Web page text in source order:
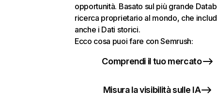
opportunità. Basato sul più grande
ricerca proprietario al mondo, che
anche i Dati storici.
Ecco cosa puoi fare con Semrush:
Comprendi il tuo mercato
Misura la visibilità sulle IA